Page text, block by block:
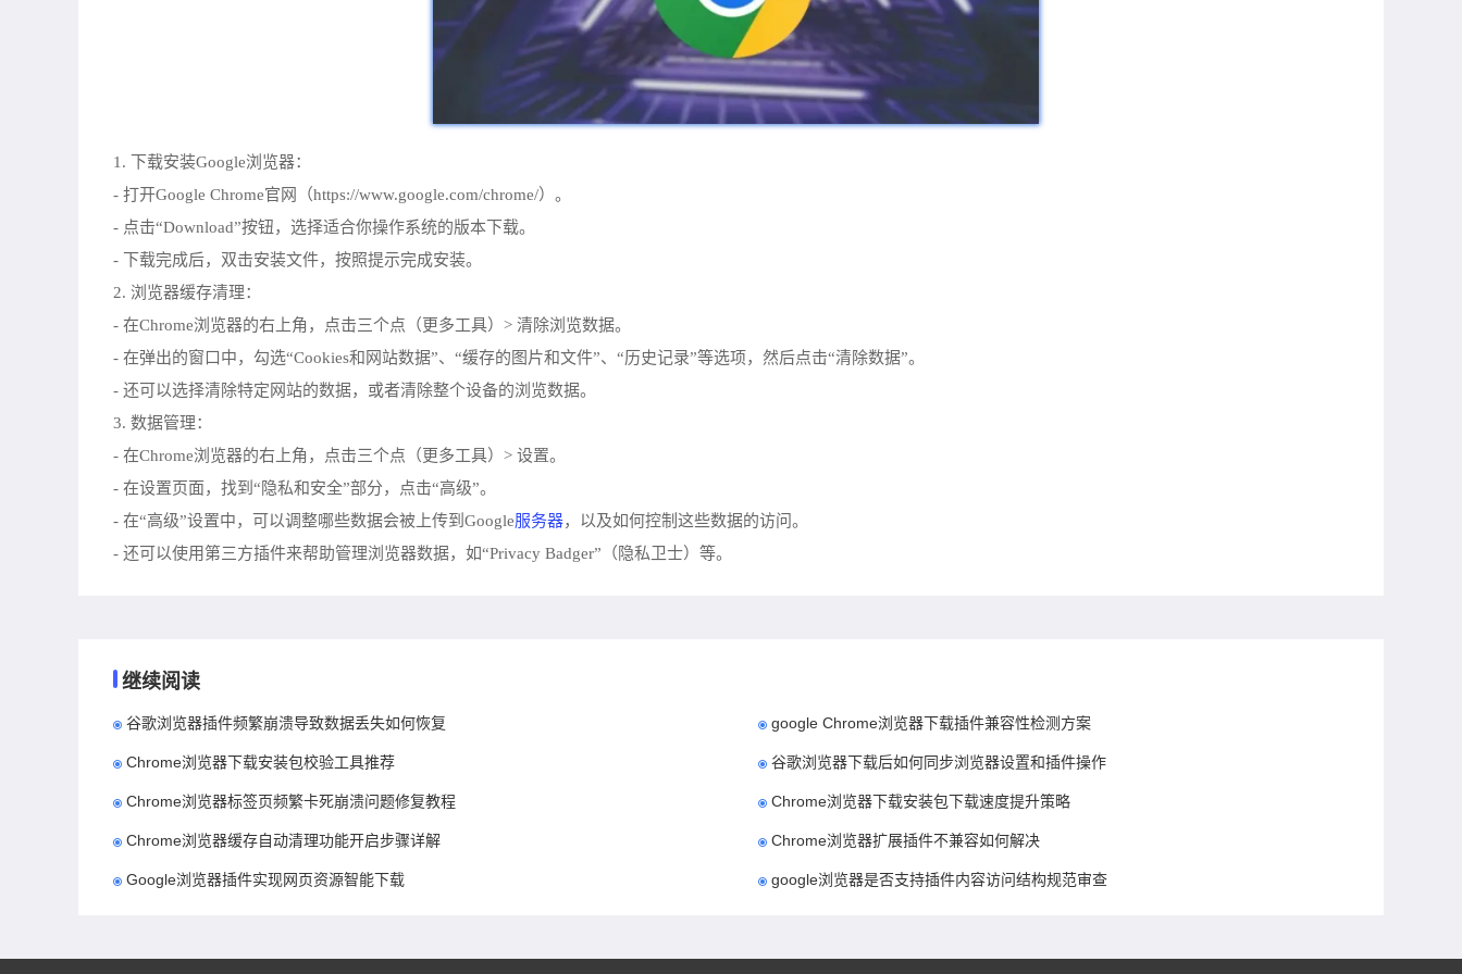
1. 下载安装Google浏览器：
- 打开Google Chrome官网（https://www.google.com/chrome/）。
- 点击“Download”按钮，选择适合你操作系统的版本下载。
- 下载完成后，双击安装文件，按照提示完成安装。
2. 浏览器缓存清理：
- 在Chrome浏览器的右上角，点击三个点（更多工具）> 清除浏览数据。
- 在弹出的窗口中，勾选“Cookies和网站数据”、“缓存的图片和文件”、“历史记录”等选项，然后点击“清除数据”。
- 还可以选择清除特定网站的数据，或者清除整个设备的浏览数据。
3. 数据管理：
- 在Chrome浏览器的右上角，点击三个点（更多工具）> 设置。
- 在设置页面，找到“隐私和安全”部分，点击“高级”。
- 在“高级”设置中，可以调整哪些数据会被上传到Google服务器，以及如何控制这些数据的访问。
- 还可以使用第三方插件来帮助管理浏览器数据，如“Privacy Badger”（隐私卫士）等。
继续阅读
谷歌浏览器插件频繁崩溃导致数据丢失如何恢复 google Chrome浏览器下载插件兼容性检测方案
Chrome浏览器下载安装包校验工具推荐 谷歌浏览器下载后如何同步浏览器设置和插件操作
Chrome浏览器标签页频繁卡死崩溃问题修复教程 Chrome浏览器下载安装包下载速度提升策略
Chrome浏览器缓存自动清理功能开启步骤详解 Chrome浏览器扩展插件不兼容如何解决
Google浏览器插件实现网页资源智能下载 google浏览器是否支持插件内容访问结构规范审查